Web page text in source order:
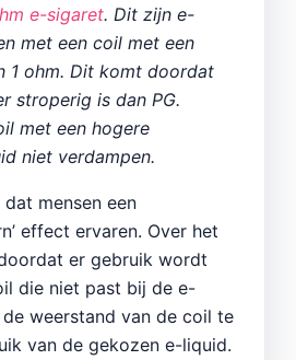
e-sigaret. Dit zijn e-
met een coil met een
1 ohm. Dit komt doordat
stroperig is dan PG.
met een hogere
niet verdampen.
mensen een
effect ervaren. Over het
er gebruik wordt
die niet past bij de e-
weerstand van de coil te
van de gekozen e-liquid.